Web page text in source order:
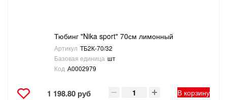
Тюбинг "Nika sport" 70см лимонный
Артикул ТБ2К-70/32
Базовая единица шт
Код А0002979
1 198.80 руб В корзину